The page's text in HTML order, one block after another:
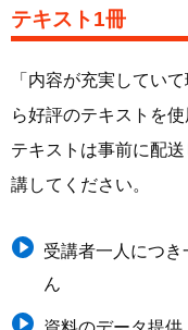
テキスト1冊
「 内容が充実してい
ら好評のテキストを使
テキストは事前に配
講してください。
受講者一人につ
ん